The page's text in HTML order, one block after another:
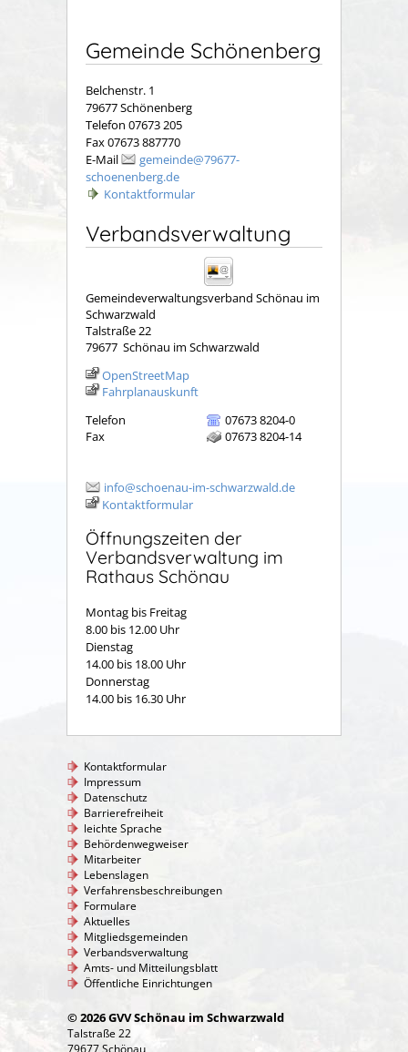
Gemeinde Schönenberg
Belchenstr. 1
79677 Schönenberg
Telefon 07673 205
Fax 07673 887770
E-Mail
gemeinde@79677-
schoenenberg.de
Kontaktformular
Verbandsverwaltung
Gemeindeverwaltungsverband Schönau im
Schwarzwald
Talstraße 22
79677 Schönau im Schwarzwald
OpenStreetMap
Fahrplanauskunft
Telefon
07673 8204-0
Fax
07673 8204-14
info@schoenau-im-schwarzwald.de
Kontaktformular
Öffnungszeiten der
Verbandsverwaltung im
Rathaus Schönau
Montag bis Freitag
8.00 bis 12.00 Uhr
Dienstag
14.00 bis 18.00 Uhr
Donnerstag
14.00 bis 16.30 Uhr
Kontaktformular
Impressum
Datenschutz
Barrierefreiheit
leichte Sprache
Behördenwegweiser
Mitarbeiter
Lebenslagen
Verfahrensbeschreibungen
Formulare
Aktuelles
Mitgliedsgemeinden
Verbandsverwaltung
Amts- und Mitteilungsblatt
Öffentliche Einrichtungen
© 2026 GVV Schönau im Schwarzwald
Talstraße 22
79677 Schönau